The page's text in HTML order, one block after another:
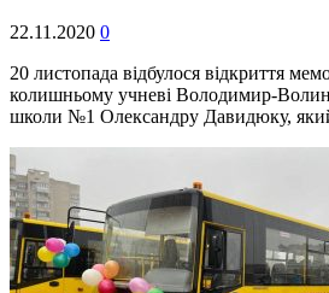
22.11.2020 0
20 листопада відбулося відкриття
колишньому учневі Володимир-
школи №1 Олександру Давидюку,